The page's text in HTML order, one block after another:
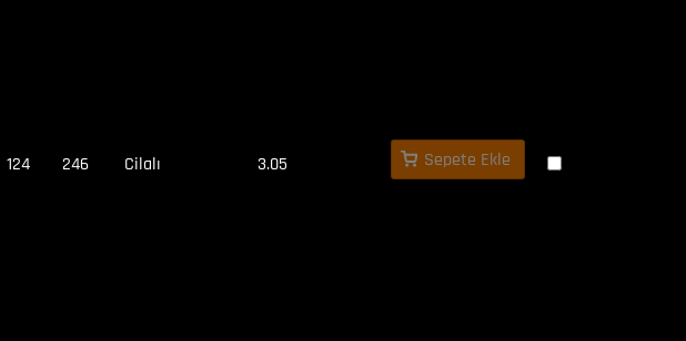
124 246 Cilalı 3.05 Sepete Ekle